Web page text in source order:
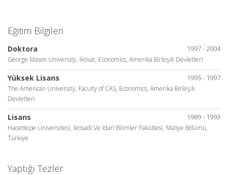
Eğitim Bilgileri
1997 - 2004
Doktora
George Mason University, İktisat, Economics, Amerika Birleşik Devletleri
1995 - 1997
Yüksek Lisans
The American University, Faculty of CAS, Economics, Amerika Birleşik
Devletleri
1989 - 1993
Lisans
Hacettepe Üniversitesi, İktisadi Ve İdari Bilimler Fakültesi, Maliye Bölümü,
Türkiye
Yaptığı Tezler